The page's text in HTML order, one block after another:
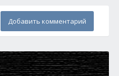
Добавить комментарий